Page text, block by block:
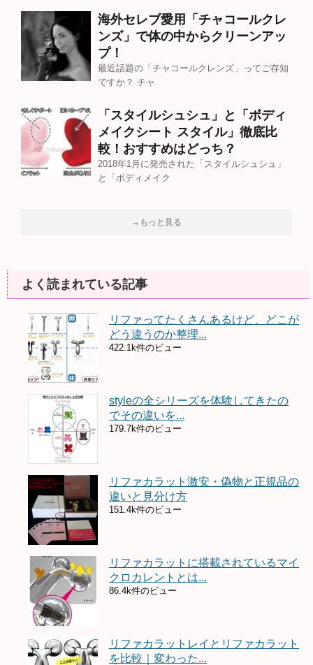
海外セレブ愛用「チャコールクレ
ンズ」で体の中からクリーンアッ
プ！
最近話題の「チャコールクレンズ」ってご存知
ですか？ チャ
「スタイルシュシュ」と「ボディ
メイクシート スタイル」徹底比
較！おすすめはどっち？
2018年1月に発売された「スタイルシュシュ」
と「ボディメイク
→もっと見る
よく読まれている記事
リファってたくさんあるけど、どこが
どう違うのか整理...
422.1k件のビュー
styleの全シリーズを体験してきたの
でその違いを...
179.7k件のビュー
リファカラット激安・偽物と正規品の
違いと見分け方
151.4k件のビュー
リファカラットに搭載されているマイ
クロカレントとは...
86.4k件のビュー
リファカラットレイとリファカラット
を比較｜変わった...